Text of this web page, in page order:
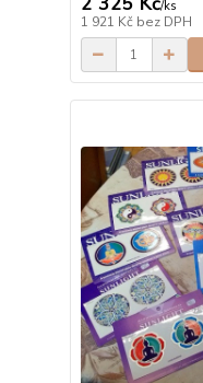
/ks
1 921 Kč bez DPH